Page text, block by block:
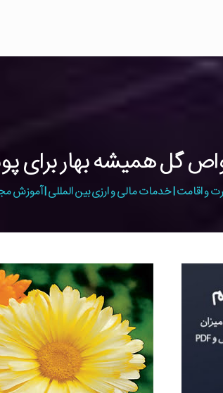
گل همیشه بهار برای
و اقامت | خدمات مالی و ارزی بین المللی | آموزش